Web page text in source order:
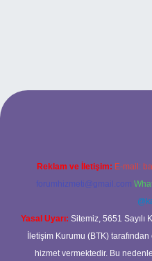
Reklam ve İletişim: E-mail:
forumhizmeti@gmail.com
Yasal Uyarı: Sitemiz, 5651 Sayılı
İletişim Kurumu (BTK)
hizmet vermektedir. Bu